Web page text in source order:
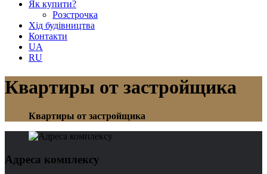
Як купити?
Розстрочка
Хід будівництва
Контакти
UA
RU
Квартиры от застройщика
Квартиры от застройщика
Адреса комплексу